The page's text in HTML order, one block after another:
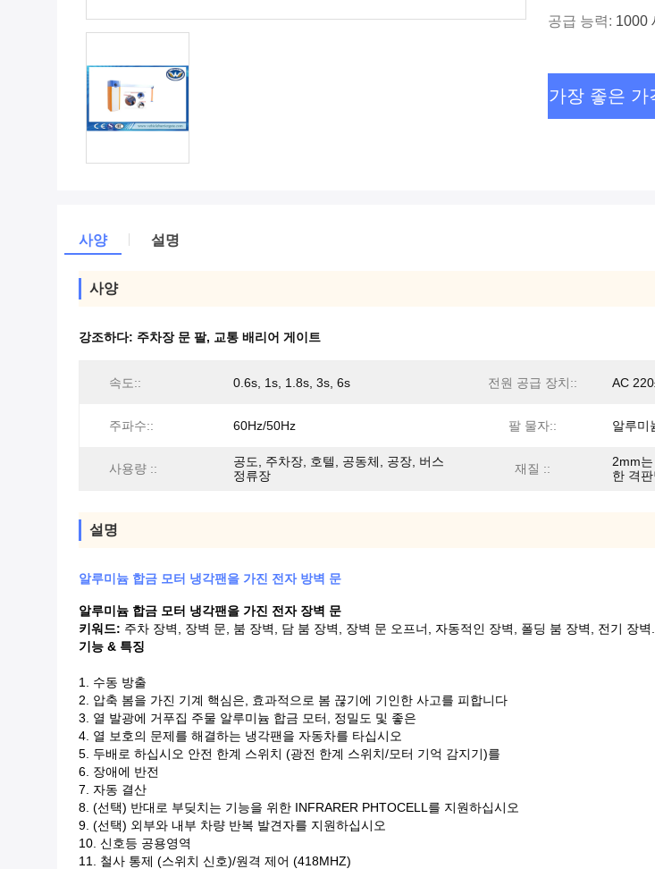
공급 능력: 1000
가장 좋은 가
사양 설명
사양
강조하다: 주차장 문 팔, 교통 배리어 게이트
속도:: 0.6s, 1s, 1.8s, 3s, 6s 전원 공급 장치:: AC
주파수:: 60Hz/50Hz 팔 물자:: 알루미
사용량 ::
공도, 주차장, 호텔, 공동체, 공장, 버스
정류장
재질 ::
2mm
한 격
설명
알루미늄 합금 모터 냉각팬을 가진 전자 방벽 문
알루미늄 합금 모터 냉각팬을 가진 전자 장벽 문
키워드: 주차 장벽, 장벽 문, 붐 장벽, 담 붐 장벽, 장벽 문 오프너, 자동적인 장벽, 폴딩 붐 장벽, 전기 장
기능 & 특징
1. 수동 방출
2. 압축 봄을 가진 기계 핵심은, 효과적으로 봄 끊기에 기인한 사고를 피합니다
3. 열 발광에 거푸집 주물 알루미늄 합금 모터, 정밀도 및 좋은
4. 열 보호의 문제를 해결하는 냉각팬을 자동차를 타십시오
5. 두배로 하십시오 안전 한계 스위치 (광전 한계 스위치/모터 기억 감지기)를
6. 장애에 반전
7. 자동 결산
8. (선택) 반대로 부딪치는 기능을 위한 INFRARER PHTOCELL를 지원하십시오
9. (선택) 외부와 내부 차량 반복 발견자를 지원하십시오
10. 신호등 공용영역
11. 철사 통제 (스위치 신호)/원격 제어 (418MHZ)